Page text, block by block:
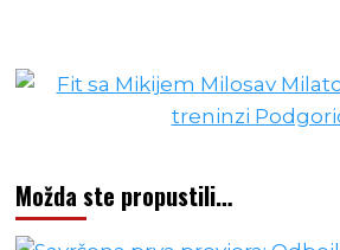
Možda ste propustili…